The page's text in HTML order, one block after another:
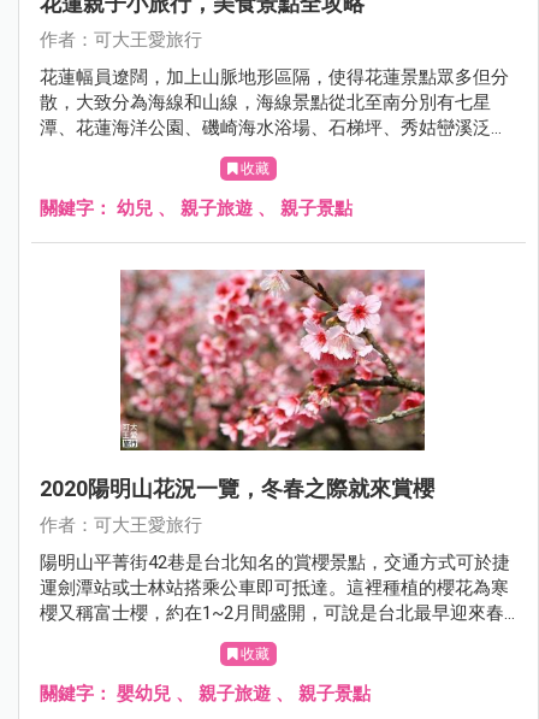
作者：可大王愛旅行
花蓮幅員遼闊，加上山脈地形區隔，使得花蓮景點眾多但分
散，大致分為海線和山線，海線景點從北至南分別有七星
潭、花蓮海洋公園、磯崎海水浴場、石梯坪、秀姑巒溪泛舟
等。山線則有兆豐農場、馬太鞍、瑞穗溫泉、瑞穗牧場、舞
鶴茶園、安通溫泉、羅山瀑布等，兩方陣容各具特色。
收藏
關鍵字： 幼兒 、 親子旅遊 、 親子景點
2020陽明山花況一覽，冬春之際就來賞櫻
作者：可大王愛旅行
陽明山平菁街42巷是台北知名的賞櫻景點，交通方式可於捷
運劍潭站或士林站搭乘公車即可抵達。這裡種植的櫻花為寒
櫻又稱富士櫻，約在1~2月間盛開，可說是台北最早迎來春
收藏
關鍵字： 嬰幼兒 、 親子旅遊 、 親子景點